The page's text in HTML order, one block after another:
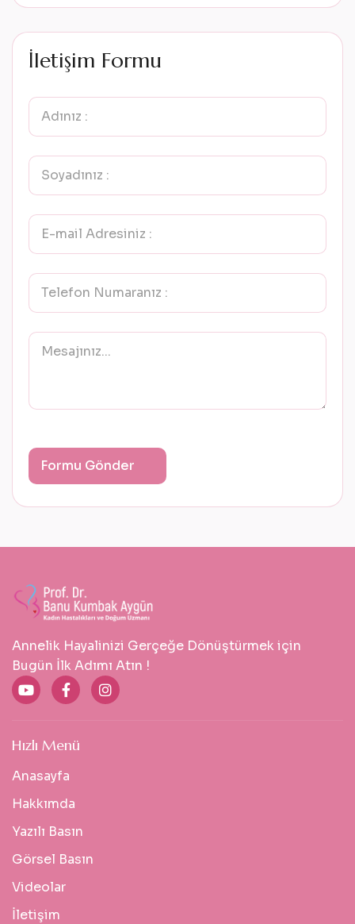
İletişim Formu
Annelik Hayalinizi Gerçeğe Dönüştürmek için
Bugün İlk Adımı Atın !
Hızlı Menü
Anasayfa
Hakkımda
Yazılı Basın
Görsel Basın
Videolar
İletişim